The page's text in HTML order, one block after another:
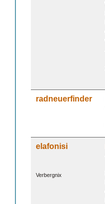
radneuerfinder
elafonisi
Verbergnix